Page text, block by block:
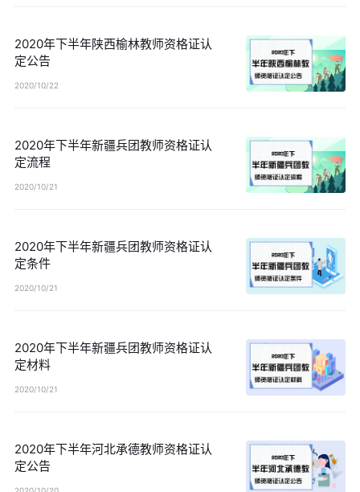
2020年下半年陕西榆林教师资格证认
定公告
2020/10/22
2020年下半年新疆兵团教师资格证认
定流程
2020/10/21
2020年下半年新疆兵团教师资格证认
定条件
2020/10/21
2020年下半年新疆兵团教师资格证认
定材料
2020/10/21
2020年下半年河北承德教师资格证认
定公告